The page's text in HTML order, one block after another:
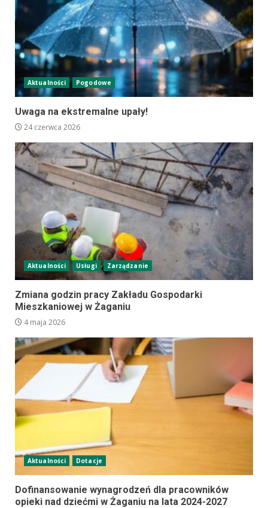
Aktualności Pogodowe
Uwaga na ekstremalne upały!
24 czerwca 2026
Aktualności Usługi Zarządzanie
Zmiana godzin pracy Zakładu Gospodarki
Mieszkaniowej w Żaganiu
4 maja 2026
Aktualności Dotacje
Dofinansowanie wynagrodzeń dla pracowników
opieki nad dziećmi w Żaganiu na lata 2024-2027